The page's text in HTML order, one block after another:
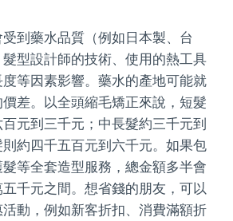
到藥水品質（例如日本製、台
型設計師的技術、使用的熱工具
等因素影響。藥水的產地可能就
差。以全頭縮毛矯正來說，短髮
元到三千元；中長髮約三千元到
約四千五百元到六千元。如果包
等全套造型服務，總金額多半會
千元之間。想省錢的朋友，可以
動，例如新客折扣、消費滿額折